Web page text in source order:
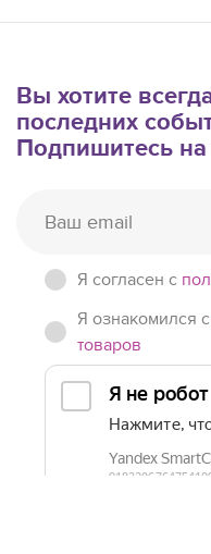
Вы хотите
последних
Подпишитесь
Я согласен c
Я ознакомился с
товаров